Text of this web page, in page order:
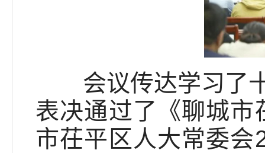
会议传达学习了十
表决通过了《聊城市
市茌平区人大常委会